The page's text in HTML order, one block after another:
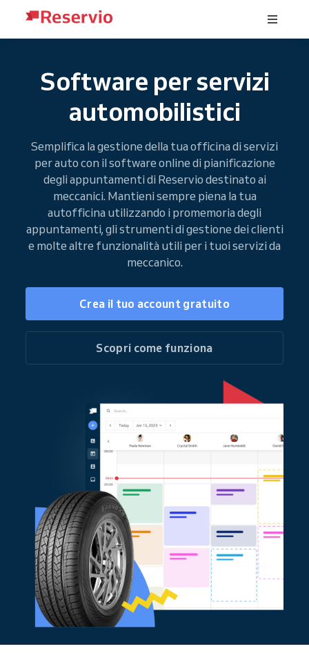
Software per servizi
automobilistici
Semplifica la gestione della tua officina di servizi
per auto con il software online di pianificazione
degli appuntamenti di Reservio destinato ai
meccanici. Mantieni sempre piena la tua
autofficina utilizzando i promemoria degli
appuntamenti, gli strumenti di gestione dei clienti
e molte altre funzionalità utili per i tuoi servizi da
meccanico.
Crea il tuo account gratuito
Scopri come funziona